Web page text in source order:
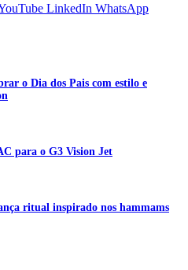
LinkedIn WhatsApp
o Dia dos Pais com estilo e
para o G3 Vision Jet
ritual inspirado nos hammams